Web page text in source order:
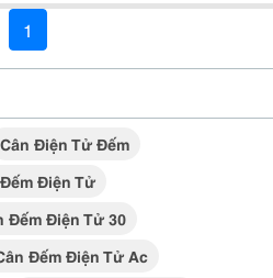
1
Cân Điện Tử Đếm
Điện Tử
Đếm Điện Tử 30
Đếm Điện Tử Ac